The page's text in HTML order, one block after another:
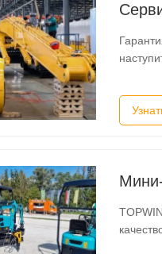
наступит раньше. Предпродажное